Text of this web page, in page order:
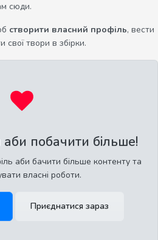
сюди.
створити власний профіль, вести
свої твори в збірки.
аби побачити більше!
аби бачити більше контенту та
власні роботи.
Приєднатися зараз